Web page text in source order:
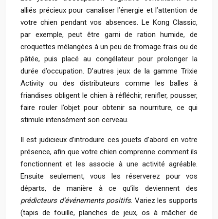
alliés précieux pour canaliser l’énergie et l’attention de
votre chien pendant vos absences. Le Kong Classic,
par exemple, peut être garni de ration humide, de
croquettes mélangées à un peu de fromage frais ou de
pâtée, puis placé au congélateur pour prolonger la
durée d’occupation. D’autres jeux de la gamme Trixie
Activity ou des distributeurs comme les balles à
friandises obligent le chien à réfléchir, renifler, pousser,
faire rouler l’objet pour obtenir sa nourriture, ce qui
stimule intensément son cerveau.
Il est judicieux d’introduire ces jouets d’abord en votre
présence, afin que votre chien comprenne comment ils
fonctionnent et les associe à une activité agréable.
Ensuite seulement, vous les réserverez pour vos
départs, de manière à ce qu’ils deviennent des
prédicteurs d’événements positifs. Variez les supports
(tapis de fouille, planches de jeux, os à mâcher de